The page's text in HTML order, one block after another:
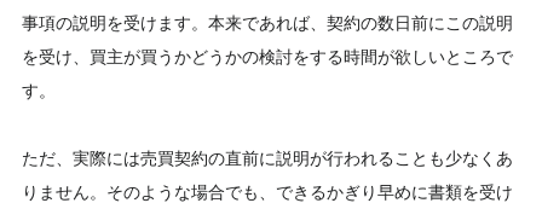
事項の説明を受けます。本来であれば、契約の数日前にこの説明
を受け、買主が買うかどうかの検討をする時間が欲しいところで
す。
ただ、実際には売買契約の直前に説明が行われることも少なくあ
りません。そのような場合でも、できるかぎり早めに書類を受け